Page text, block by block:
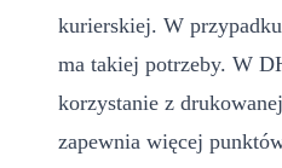
kurierskiej. W
ma takiej potrzeby. W
korzystanie z
zapewnia więcej